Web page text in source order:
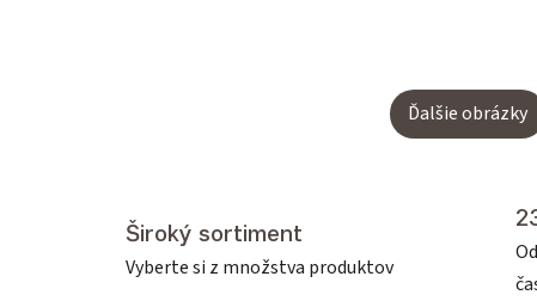
Ďalšie obrázky
Široký sortiment
Vyberte si z množstva produktov